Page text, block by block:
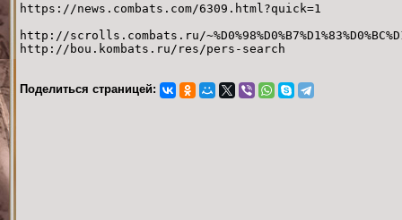
https://news.combats.com/6309.html?quick=1
http://scrolls.combats.ru/
http://bou.kombats.ru/res/pers-search
Поделиться страницей: